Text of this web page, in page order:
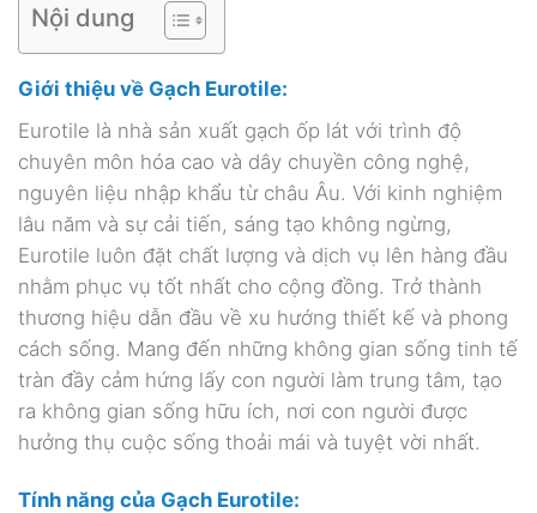
Nội dung
Giới thiệu về Gạch Eurotile:
Eurotile là nhà sản xuất gạch ốp lát với trình độ
chuyên môn hóa cao và dây chuyền công nghệ,
nguyên liệu nhập khẩu từ châu Âu. Với kinh nghiệm
lâu năm và sự cải tiến, sáng tạo không ngừng,
Eurotile luôn đặt chất lượng và dịch vụ lên hàng đầu
nhằm phục vụ tốt nhất cho cộng đồng. Trở thành
thương hiệu dẫn đầu về xu hướng thiết kế và phong
cách sống. Mang đến những không gian sống tinh tế
tràn đầy cảm hứng lấy con người làm trung tâm, tạo
ra không gian sống hữu ích, nơi con người được
hưởng thụ cuộc sống thoải mái và tuyệt vời nhất.
Tính năng của Gạch Eurotile: